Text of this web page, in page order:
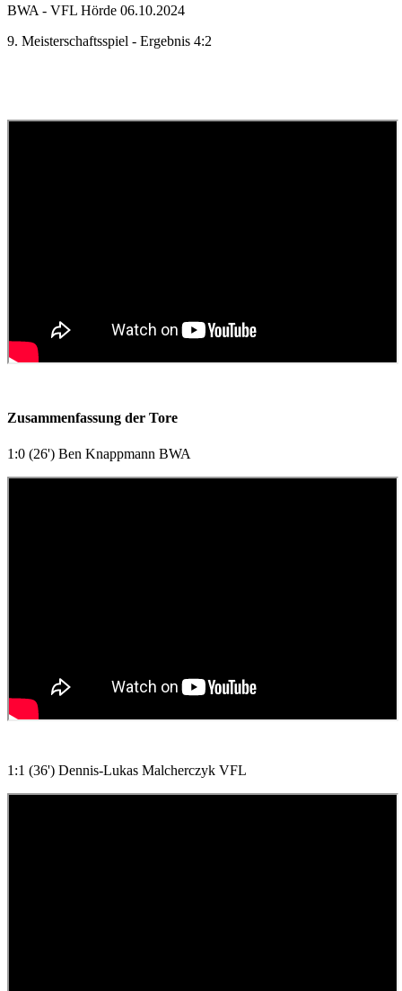
BWA - VFL Hörde 06.10.2024
9. Meisterschaftsspiel - Ergebnis 4:2
Zusammenfassung der Tore
1:0 (26') Ben Knappmann BWA
1:1 (36') Dennis-Lukas Malcherczyk VFL